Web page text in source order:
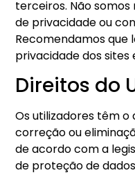
terceiros. Não
de privacidade ou
Recomendamos que
privacidade dos sites
Direitos do
Os utilizadores têm o
correção ou
de acordo com a
de proteção de